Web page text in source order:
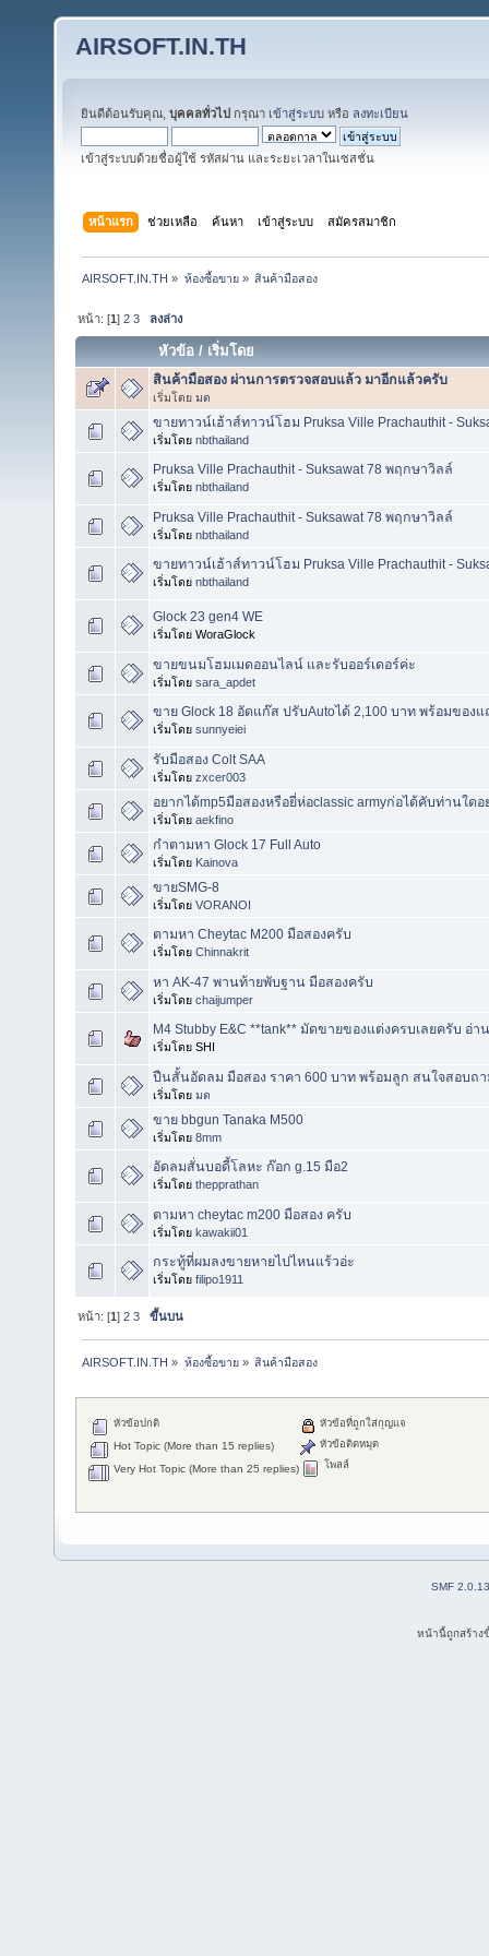
AIRSOFT.IN.TH
ยินดีต้อนรับคุณ, บุคคลทั่วไป กรุณา เข้าสู่ระบบ หรือ ลงทะเบียน
เข้าสู่ระบบด้วยชื่อผู้ใช้ รหัสผ่าน และระยะเวลาในเซสชั่น
หน้าแรก ช่วยเหลือ ค้นหา เข้าสู่ระบบ สมัครสมาชิก
AIRSOFT.IN.TH » ห้องซื้อขาย» สินค้ามือสอง
หน้า: [1]2 3 ลงล่าง
หัวข้อ / เริ่มโดย
สินค้ามือสอง ผ่านการตรวจสอบแล้ว มาอีกแล้วครับ
เริ่มโดย มด
ขายทาวน์เฮ้าส์ทาวน์โฮม Pruksa Ville Prachauthit -
เริ่มโดย nbthailand
Pruksa Ville Prachauthit - Suksawat 78 พฤกษาวิลล์
เริ่มโดย nbthailand
Pruksa Ville Prachauthit - Suksawat 78 พฤกษาวิลล์
เริ่มโดย nbthailand
ขายทาวน์เฮ้าส์ทาวน์โฮม Pruksa Ville Prachauthit -
เริ่มโดย nbthailand
Glock 23 gen4 WE
เริ่มโดย WoraGlock
ขายขนมโฮมเมดออนไลน์ และรับออร์เดอร์ค่ะ
เริ่มโดย sara_apdet
ขาย Glock 18 อัดแก๊ส ปรับAutoได้ 2,100 บาท พร้อมของ
เริ่มโดย sunnyeiei
รับมือสอง Colt SAA
เริ่มโดย zxcer003
อยากได้mp5มือสองหรือยี่ห่อclassic armyก่อได้คับท่านใด
เริ่มโดย aekfino
กำตามหา Glock 17 Full Auto
เริ่มโดย Kainova
ขายSMG-8
เริ่มโดย VORANOI
ตามหา Cheytac M200 มือสองครับ
เริ่มโดย Chinnakrit
หา AK-47 พานท้ายพับฐาน มือสองครับ
เริ่มโดย chaijumper
M4 Stubby E&C **tank** มัดขายของแต่งครบเลยครับ อ่า
เริ่มโดย SHI
ปืนสั้นอัดลม มือสอง ราคา 600 บาท พร้อมลูก สนใจสอบถ
เริ่มโดย มด
ขาย bbgun Tanaka M500
เริ่มโดย 8mm
อัดลมสั่นบอดี้โลหะ ก๊อก g.15 มือ2
เริ่มโดย thepprathan
ตามหา cheytac m200 มือสอง ครับ
เริ่มโดย kawakii01
กระทู้ที่ผมลงขายหายไปไหนแร้วอ่ะ
เริ่มโดย filipo1911
หน้า: [1]2 3 ขึ้นบน
AIRSOFT.IN.TH » ห้องซื้อขาย» สินค้ามือสอง
หัวข้อปกติ
Hot Topic (More than 15 replies)
Very Hot Topic (More than 25 replies)
หัวข้อที่ถูกใส่กุญแจ
หัวข้อติดหมุด
โพลล์
SMF 2.0.13
หน้านี้ถูกสร้าง